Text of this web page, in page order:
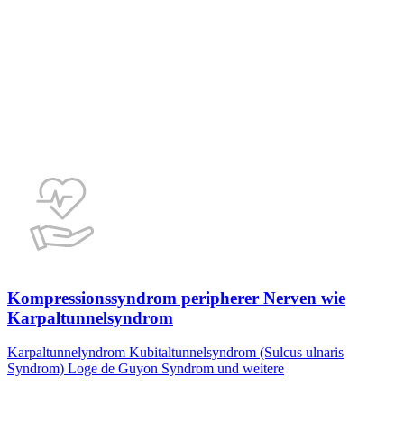
Kompressionssyndrom peripherer Nerven wie
Karpaltunnelsyndrom
Karpaltunnelyndrom Kubitaltunnelsyndrom (Sulcus ulnaris
Syndrom) Loge de Guyon Syndrom und weitere